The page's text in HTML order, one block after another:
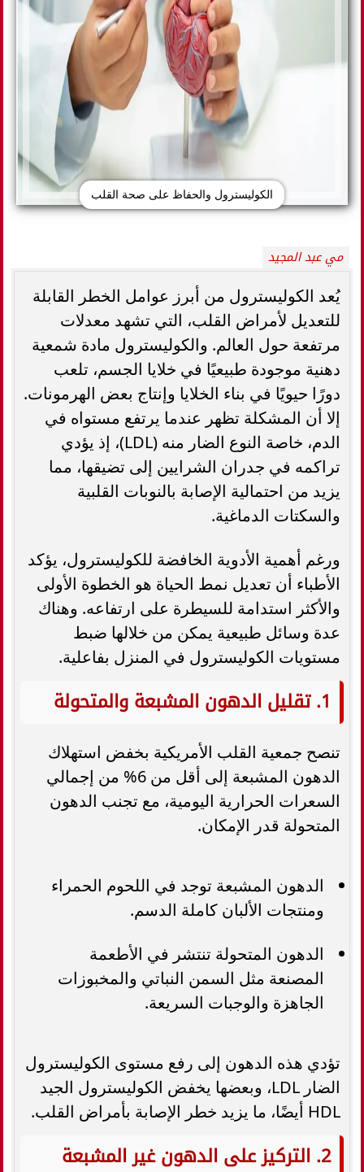
الكوليسترول والحفاظ على صحة القلب
مي عبد المجيد
يُعد الكوليسترول من أبرز عوامل الخطر القابلة
للتعديل لأمراض القلب، التي تشهد معدلات
مرتفعة حول العالم. والكوليسترول مادة شمعية
دهنية موجودة طبيعيًا في خلايا الجسم، تلعب
دورًا حيويًا في بناء الخلايا وإنتاج بعض الهرمونات.
إلا أن المشكلة تظهر عندما يرتفع مستواه في
الدم، خاصة النوع الضار منه (LDL)، إذ يؤدي
تراكمه في جدران الشرايين إلى تضيقها، مما
يزيد من احتمالية الإصابة بالنوبات القلبية
والسكتات الدماغية.
ورغم أهمية الأدوية الخافضة للكوليسترول، يؤكد
الأطباء أن تعديل نمط الحياة هو الخطوة الأولى
والأكثر استدامة للسيطرة على ارتفاعه. وهناك
عدة وسائل طبيعية يمكن من خلالها ضبط
مستويات الكوليسترول في المنزل بفاعلية.
1. تقليل الدهون المشبعة والمتحولة
تنصح جمعية القلب الأمريكية بخفض استهلاك
الدهون المشبعة إلى أقل من 6% من إجمالي
السعرات الحرارية اليومية، مع تجنب الدهون
المتحولة قدر الإمكان.
الدهون المشبعة توجد في اللحوم الحمراء
ومنتجات الألبان كاملة الدسم.
الدهون المتحولة تنتشر في الأطعمة
المصنعة مثل السمن النباتي والمخبوزات
الجاهزة والوجبات السريعة.
تؤدي هذه الدهون إلى رفع مستوى الكوليسترول
الضار LDL، وبعضها يخفض الكوليسترول الجيد
HDL أيضًا، ما يزيد خطر الإصابة بأمراض القلب.
2. التركيز على الدهون غير المشبعة